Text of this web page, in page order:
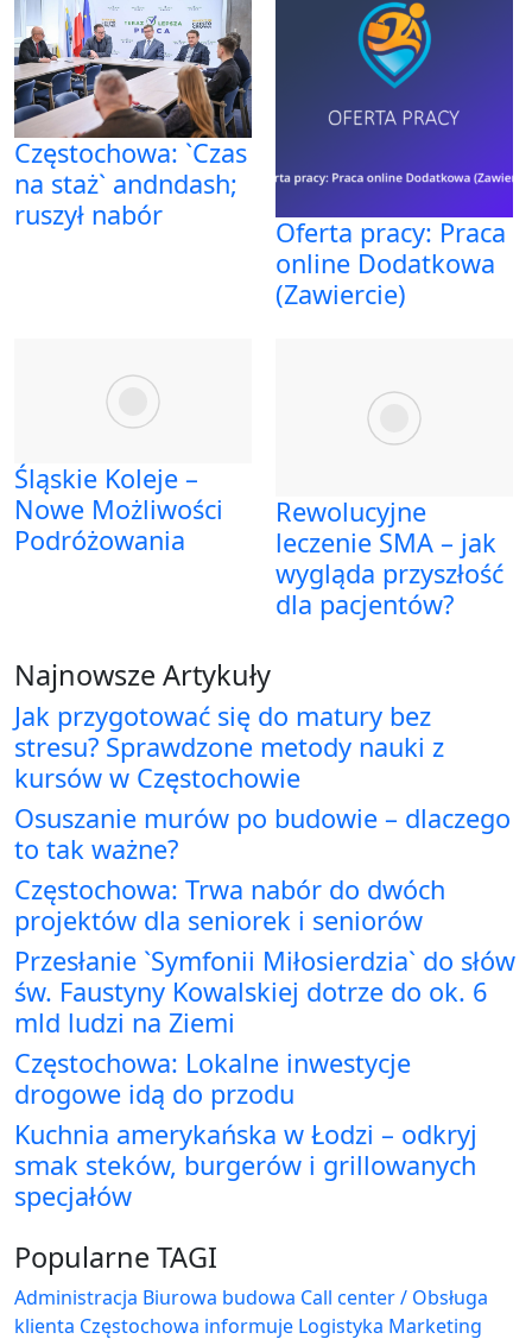
Częstochowa: `Czas
na staż` andndash;
ruszył nabór
Oferta pracy: Praca
online Dodatkowa
(Zawiercie)
Śląskie Koleje –
Nowe Możliwości
Podróżowania
Rewolucyjne
leczenie SMA – jak
wygląda przyszłość
dla pacjentów?
Najnowsze Artykuły
Jak przygotować się do matury bez
stresu? Sprawdzone metody nauki z
kursów w Częstochowie
Osuszanie murów po budowie – dlaczego
to tak ważne?
Częstochowa: Trwa nabór do dwóch
projektów dla seniorek i seniorów
Przesłanie `Symfonii Miłosierdzia` do słów
św. Faustyny Kowalskiej dotrze do ok. 6
mld ludzi na Ziemi
Częstochowa: Lokalne inwestycje
drogowe idą do przodu
Kuchnia amerykańska w Łodzi – odkryj
smak steków, burgerów i grillowanych
specjałów
Popularne TAGI
Administracja Biurowa budowa Call center / Obsługa
klienta Częstochowa informuje Logistyka Marketing